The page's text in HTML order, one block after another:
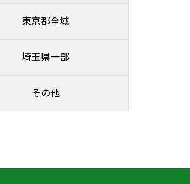
東京都全域
埼玉県一部
その他